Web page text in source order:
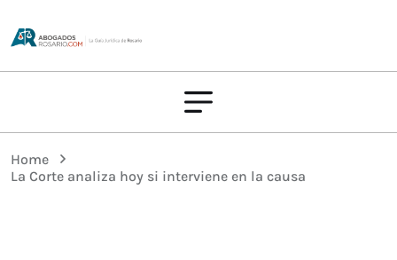
Home
La Corte analiza hoy si interviene en la causa